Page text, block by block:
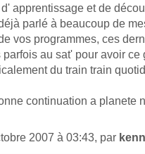
apprentissage et de
parlé à beaucoup de
vos programmes, ces
parfois au sat' pour avoir
du train train
continuation a planete
2007 à 03:43, par